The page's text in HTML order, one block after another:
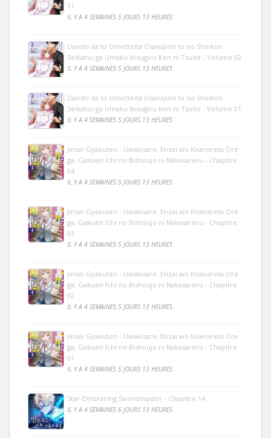
11
IL Y A 4 SEMAINES 5 JOURS 13 HEURES
Danshi da to Omotteita Osanajimi to no Shinkon
Seikatsu ga Umaku Ikisugiru Ken ni Tsuite - Volume 02
IL Y A 4 SEMAINES 5 JOURS 13 HEURES
Danshi da to Omotteita Osanajimi to no Shinkon
Seikatsu ga Umaku Ikisugiru Ken ni Tsuite - Volume 01
IL Y A 4 SEMAINES 5 JOURS 13 HEURES
Jinsei Gyakuten - Uwakisare, Enzai wo Kiserareta Ore
ga, Gakuen Ichi no Bishoujo ni Nakasareru - Chapitre
04
IL Y A 4 SEMAINES 5 JOURS 13 HEURES
Jinsei Gyakuten - Uwakisare, Enzai wo Kiserareta Ore
ga, Gakuen Ichi no Bishoujo ni Nakasareru - Chapitre
03
IL Y A 4 SEMAINES 5 JOURS 13 HEURES
Jinsei Gyakuten - Uwakisare, Enzai wo Kiserareta Ore
ga, Gakuen Ichi no Bishoujo ni Nakasareru - Chapitre
02
IL Y A 4 SEMAINES 5 JOURS 13 HEURES
Jinsei Gyakuten - Uwakisare, Enzai wo Kiserareta Ore
ga, Gakuen Ichi no Bishoujo ni Nakasareru - Chapitre
01
IL Y A 4 SEMAINES 5 JOURS 13 HEURES
Star-Embracing Swordmaster - Chapitre 14
IL Y A 4 SEMAINES 6 JOURS 13 HEURES